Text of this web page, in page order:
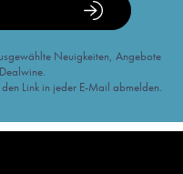
Neuigkeiten, Angebote
Link in jeder E-Mail abmelden.